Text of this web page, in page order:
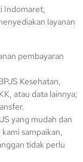
Indomaret,
layanan
pembayaran
Kesehatan,
atau data lainnya;
yang mudah dan
sampaikan,
tidak perlu